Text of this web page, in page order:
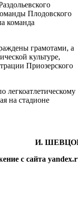
Плодовского
команда
грамотами, а
культуре,
Приозерского
легкоатлетическому
на стадионе
И.
с сайта